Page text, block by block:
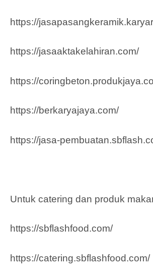
https://
https://jasaaktakelahiran.com/
https://
https://berkaryajaya.com/
https://jasa-
Untuk catering dan produk
https://sbflashfood.com/
https://catering.sbflashfood.com/